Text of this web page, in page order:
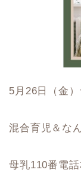
5月26日（金
混合育児＆な
母乳110番電